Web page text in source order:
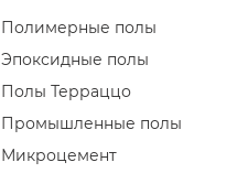
Полимерные полы
Эпоксидные полы
Полы Терраццо
Промышленные полы
Микроцемент